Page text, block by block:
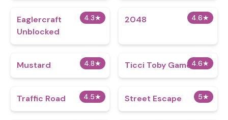
4.3★
Eaglercraft
Unblocked
4.6★
2048
4.8★
Mustard 4.6★
Ticci Toby Game
4.5★
Traffic Road 5★
Street Escape